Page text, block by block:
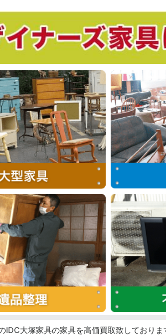
IDC大塚家具の家具を高価買取致しておりま